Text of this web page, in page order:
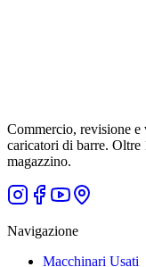
Commercio, revisione
caricatori di barre. Oltre
magazzino.
Navigazione
Macchinari Usati